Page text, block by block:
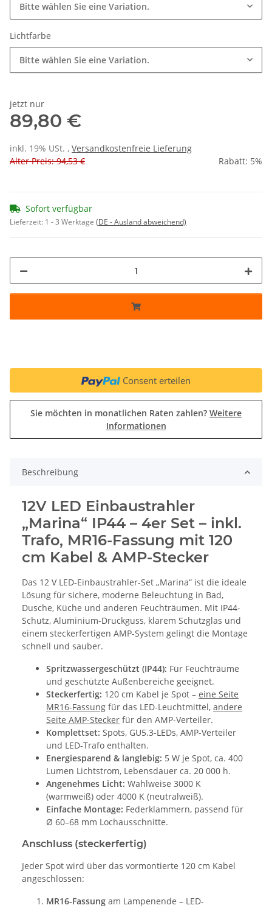
Bitte wählen Sie eine Variation.
Lichtfarbe
Bitte wählen Sie eine Variation.
jetzt nur
89,80 €
inkl. 19% USt. , Versandkostenfreie Lieferung
Alter Preis: 94,53 €
Rabatt: 5%
Sofort verfügbar
Lieferzeit: 1 - 3 Werktage (DE - Ausland abweichend)
Consent erteilen
Sie möchten in monatlichen Raten zahlen? Weitere
Informationen
Beschreibung
12V LED Einbaustrahler
„Marina“ IP44 – 4er Set – inkl.
Trafo, MR16-Fassung mit 120
cm Kabel & AMP-Stecker
Das 12 V LED-Einbaustrahler-Set „Marina“ ist die ideale
Lösung für sichere, moderne Beleuchtung in Bad,
Dusche, Küche und anderen Feuchträumen. Mit IP44-
Schutz, Aluminium-Druckguss, klarem Schutzglas und
einem steckerfertigen AMP-System gelingt die Montage
schnell und sauber.
Spritzwassergeschützt (IP44): Für Feuchträume
und geschützte Außenbereiche geeignet.
Steckerfertig: 120 cm Kabel je Spot – eine Seite
MR16-Fassung für das LED-Leuchtmittel, andere
Seite AMP-Stecker für den AMP-Verteiler.
Komplettset: Spots, GU5.3-LEDs, AMP-Verteiler
und LED-Trafo enthalten.
Energiesparend & langlebig: 5 W je Spot, ca. 400
Lumen Lichtstrom, Lebensdauer ca. 20 000 h.
Angenehmes Licht: Wahlweise 3000 K
(warmweiß) oder 4000 K (neutralweiß).
Einfache Montage: Federklammern, passend für
Ø 60–68 mm Lochausschnitte.
Anschluss (steckerfertig)
Jeder Spot wird über das vormontierte 120 cm Kabel
angeschlossen:
MR16-Fassung am Lampenende – LED-